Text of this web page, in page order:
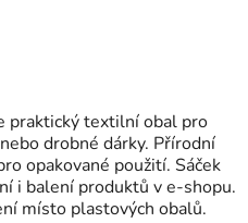
praktický textilní obal pro
drobné dárky. Přírodní
opakované použití. Sáček
i balení produktů v e-shopu.
místo plastových obalů.